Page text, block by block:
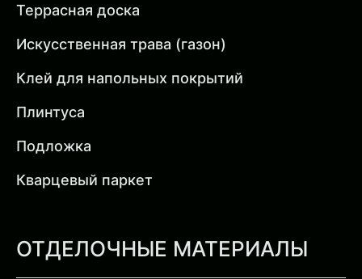
Террасная доска
Искусственная трава (газон)
Клей для напольных покрытий
Плинтуса
Подложка
Кварцевый паркет
ОТДЕЛОЧНЫЕ МАТЕРИАЛЫ